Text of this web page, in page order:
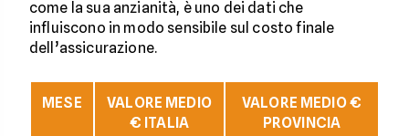
come la sua anzianità, è uno dei dati che
influiscono in modo sensibile sul costo finale
dell’assicurazione.
MESE
VALORE MEDIO
€ ITALIA
VALORE MEDIO €
PROVINCIA